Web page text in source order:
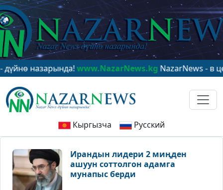
назарында!www.NazarNews.kgNazarNews - в центре
Кыргызча Русский
Ирандын лидери 2 миңден
ашуун соттолгон адамга
мунапыс берди